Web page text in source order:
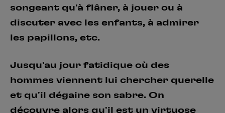
songeant qu'à flâner, à jouer ou à
discuter avec les enfants, à admirer
les papillons, etc.
Jusqu'au jour fatidique où des
hommes viennent lui chercher querelle
et qu'il dégaine son sabre. On
découvre alors qu'il est un virtuose